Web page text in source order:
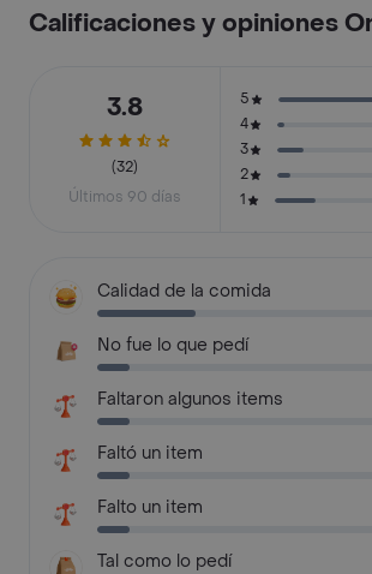
Calificaciones y opiniones
3.8
(32)
Últimos 90 días
5
4
3
2
1
Calidad de la comida
No fue lo que pedí
Faltaron algunos items
Faltó un item
Falto un item
Tal como lo pedí